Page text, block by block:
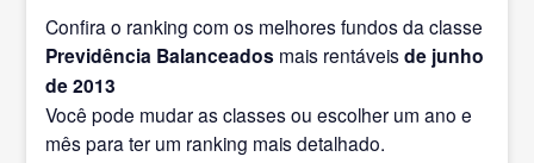
Confira o ranking com os melhores fundos da classe
Previdência Balanceados mais rentáveisde junho
de 2013
Você pode mudar as classes ou escolher um ano e
mês para ter um ranking mais detalhado.